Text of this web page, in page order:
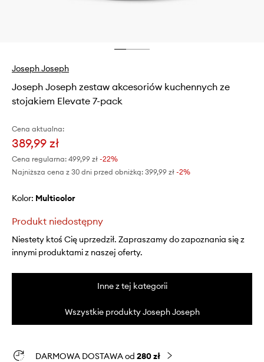
Joseph Joseph
Joseph Joseph zestaw akcesoriów kuchennych ze
stojakiem Elevate 7-pack
Cena aktualna:
389,99 zł
Cena regularna: 499,99 zł -22%
Najniższa cena z 30 dni przed obniżką: 399,99 zł -2%
Kolor: multicolor
Produkt niedostępny
Niestety ktoś Cię uprzedził. Zapraszamy do zapoznania się z
innymi produktami z naszej oferty.
Inne z tej kategorii
Wszystkie produkty Joseph Joseph
DARMOWA DOSTAWA od 280 zł